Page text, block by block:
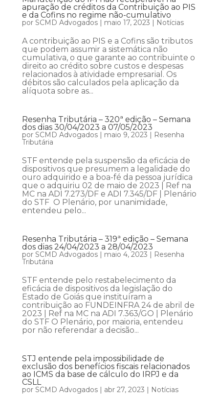
apuração de créditos da Contribuição ao PIS
e da Cofins no regime não-cumulativo
por SCMD Advogados| maio 17, 2023 | Notícias
A contribuição ao PIS e a Cofins são tributos
que podem assumir a sistemática não
cumulativa, o que garante ao contribuinte o
direito ao crédito sobre custos e despesas
relacionados à atividade empresarial. Os
débitos são calculados pela aplicação da
alíquota sobre as...
Resenha Tributária – 320ª edição – Semana
dos dias 30/04/2023 a 07/05/2023
por SCMD Advogados| maio 9, 2023 | Resenha
Tributária
STF entende pela suspensão da eficácia de
dispositivos que presumem a legalidade do
ouro adquirido e a boa-fé da pessoa jurídica
que o adquiriu 02 de maio de 2023 | Ref na
MC na ADI 7.273/DF e ADI 7.345/DF | Plenário
do STF O Plenário, por unanimidade,
entendeu pelo...
Resenha Tributária – 319ª edição – Semana
dos dias 24/04/2023 a 28/04/2023
por SCMD Advogados| maio 4, 2023 | Resenha
Tributária
STF entende pelo restabelecimento da
eficácia de dispositivos da legislação do
Estado de Goiás que instituíram a
contribuição ao FUNDEINFRA 24 de abril de
2023 | Ref na MC na ADI 7.363/GO | Plenário
do STF O Plenário, por maioria, entendeu
por não referendar a decisão...
STJ entende pela impossibilidade de
exclusão dos benefícios fiscais relacionados
ao ICMS da base de cálculo do IRPJ e da
CSLL
por SCMD Advogados| abr 27, 2023 | Notícias